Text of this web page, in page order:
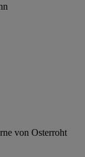
von Osterroht